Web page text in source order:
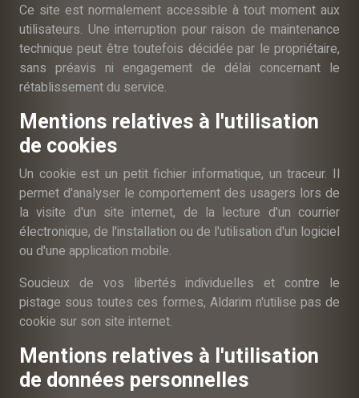
Ce site est normalement accessible à tout moment aux
utilisateurs. Une interruption pour raison de maintenance
technique peut être toutefois décidée par le propriétaire,
sans préavis ni engagement de délai concernant le
rétablissement du service.
Mentions relatives à l'utilisation
de cookies
Un cookie est un petit fichier informatique, un traceur. Il
permet d'analyser le comportement des usagers lors de
la visite d'un site internet, de la lecture d'un courrier
électronique, de l'installation ou de l'utilisation d'un logiciel
ou d'une application mobile.
Soucieux de vos libertés individuelles et contre le
pistage sous toutes ces formes, Aldarim n'utilise pas de
cookie sur son site internet.
Mentions relatives à l'utilisation
de données personnelles